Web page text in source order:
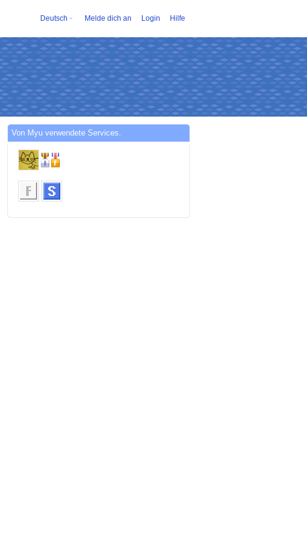
Deutsch Melde dich an Login Hilfe
Von Myu verwendete Services.